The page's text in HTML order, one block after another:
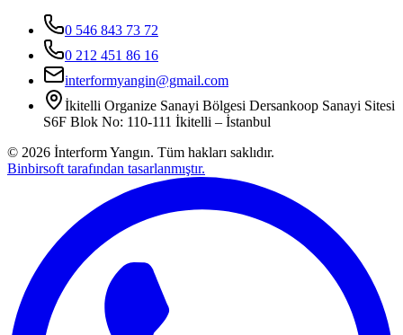
0 546 843 73 72
0 212 451 86 16
interformyangin@gmail.com
İkitelli Organize Sanayi Bölgesi Dersankoop Sanayi Sitesi
S6F Blok No: 110-111 İkitelli – İstanbul
© 2026 İnterform Yangın. Tüm hakları saklıdır.
Binbirsoft tarafından tasarlanmıştır.